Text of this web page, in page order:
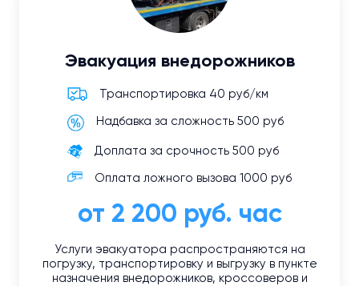
Эвакуация внедорожников
Транспортировка 40 руб/км
Надбавка за сложность 500 руб
Доплата за срочность 500 руб
Оплата ложного вызова 1000 руб
от 2 200 руб. час
Услуги эвакуатора распространяются на
погрузку, транспортировку и выгрузку в пункте
назначения внедорожников, кроссоверов и